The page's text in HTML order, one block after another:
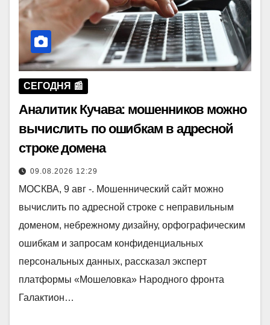
СЕГОДНЯ 📰
Аналитик Кучава: мошенников можно
вычислить по ошибкам в адресной
строке домена
09.08.2026 12:29
МОСКВА, 9 авг -. Мошеннический сайт можно
вычислить по адресной строке с неправильным
доменом, небрежному дизайну, орфографическим
ошибкам и запросам конфиденциальных
персональных данных, рассказал эксперт
платформы «Мошеловка» Народного фронта
Галактион…